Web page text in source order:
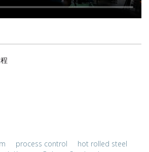
process control
hot rolled steel